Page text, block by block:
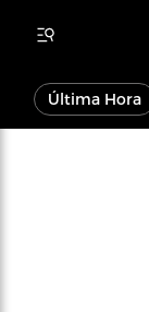
Última Hora